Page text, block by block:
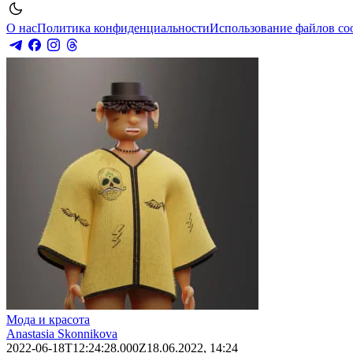
О насПолитика конфиденциальностиИспользование файлов
Мода и красота
Anastasia Skonnikova
2022-06-18T12:24:28.000Z18.06.2022, 14:24